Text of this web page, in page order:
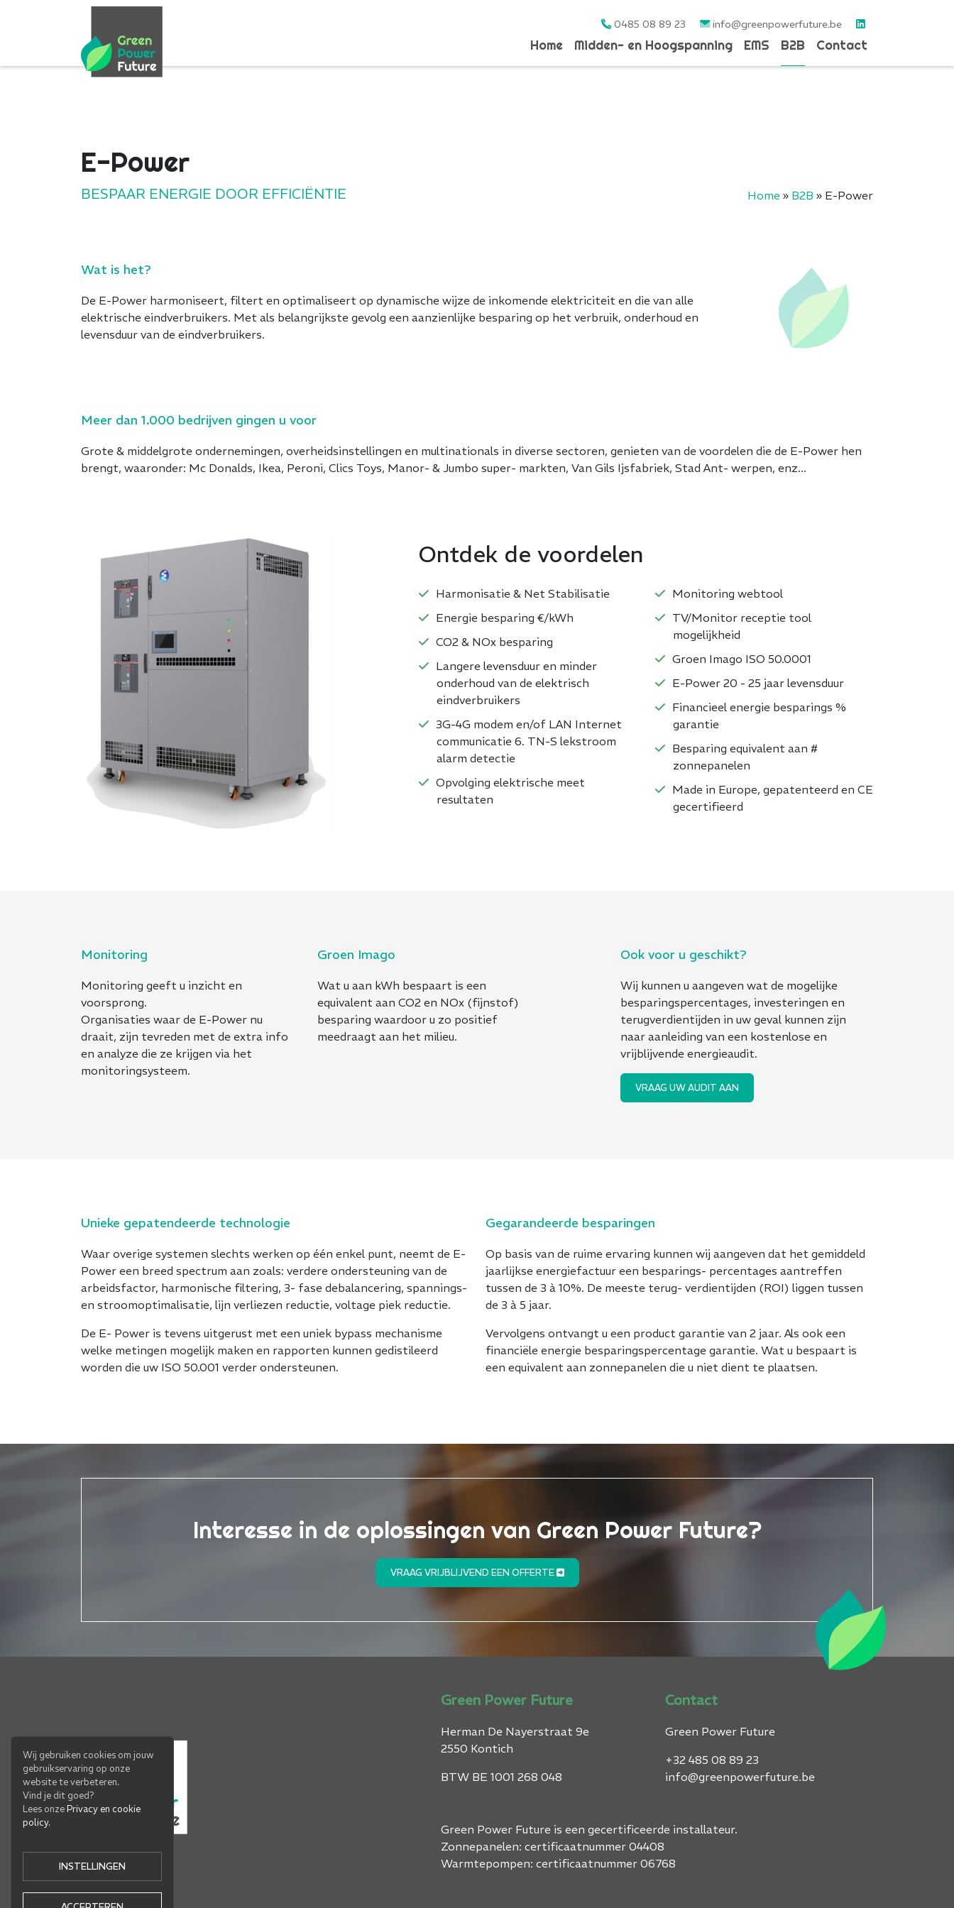
0485 08 89 23 info@greenpowerfuture.be
Home Midden- en Hoogspanning EMS B2B Contact
E-Power
BESPAAR ENERGIE DOOR EFFICIËNTIE Home » B2B » E-Power
Wat is het?
De E-Power harmoniseert, filtert en optimaliseert op dynamische wijze de inkomende elektriciteit en die van alle
elektrische eindverbruikers. Met als belangrijkste gevolg een aanzienlijke besparing op het verbruik, onderhoud en
levensduur van de eindverbruikers.
Meer dan 1.000 bedrijven gingen u voor
Grote & middelgrote ondernemingen, overheidsinstellingen en multinationals in diverse sectoren, genieten van de voordelen die de E-Power hen
brengt, waaronder: Mc Donalds, Ikea, Peroni, Clics Toys, Manor- & Jumbo super- markten, Van Gils Ijsfabriek, Stad Ant- werpen, enz...
Ontdek de voordelen
Harmonisatie & Net Stabilisatie
Energie besparing €/kWh
CO2 & NOx besparing
Langere levensduur en minder
onderhoud van de elektrisch
eindverbruikers
3G-4G modem en/of LAN Internet
communicatie 6. TN-S lekstroom
alarm detectie
Opvolging elektrische meet
resultaten
Monitoring webtool
TV/Monitor receptie tool
mogelijkheid
Groen Imago ISO 50.0001
E-Power 20 - 25 jaar levensduur
Financieel energie besparings %
garantie
Besparing equivalent aan #
zonnepanelen
Made in Europe, gepatenteerd en CE
gecertifieerd
Monitoring
Monitoring geeft u inzicht en
voorsprong.
Organisaties waar de E-Power nu
draait, zijn tevreden met de extra info
en analyze die ze krijgen via het
monitoringsysteem.
Groen Imago
Wat u aan kWh bespaart is een
equivalent aan CO2 en NOx (fijnstof)
besparing waardoor u zo positief
meedraagt aan het milieu.
Ook voor u geschikt?
Wij kunnen u aangeven wat de mogelijke
besparingspercentages, investeringen en
terugverdientijden in uw geval kunnen zijn
naar aanleiding van een kostenlose en
vrijblijvende energieaudit.
VRAAG UW AUDIT AAN
Unieke gepatendeerde technologie
Waar overige systemen slechts werken op één enkel punt, neemt de E-
Power een breed spectrum aan zoals: verdere ondersteuning van de
arbeidsfactor, harmonische filtering, 3- fase debalancering, spannings-
en stroomoptimalisatie, lijn verliezen reductie, voltage piek reductie.
De E- Power is tevens uitgerust met een uniek bypass mechanisme
welke metingen mogelijk maken en rapporten kunnen gedistileerd
worden die uw ISO 50.001 verder ondersteunen.
Gegarandeerde besparingen
Op basis van de ruime ervaring kunnen wij aangeven dat het gemiddeld
jaarlijkse energiefactuur een besparings- percentages aantreffen
tussen de 3 à 10%. De meeste terug- verdientijden (ROI) liggen tussen
de 3 à 5 jaar.
Vervolgens ontvangt u een product garantie van 2 jaar. Als ook een
financiële energie besparingspercentage garantie. Wat u bespaart is
een equivalent aan zonnepanelen die u niet dient te plaatsen.
Interesse in de oplossingen van Green Power Future?
VRAAG VRIJBLIJVEND EEN OFFERTE
Green Power Future
Herman De Nayerstraat 9e
2550 Kontich
BTW BE 1001 268 048
Contact
Green Power Future
+32 485 08 89 23
info@greenpowerfuture.be
Green Power Future is een gecertificeerde installateur.
Zonnepanelen: certificaatnummer 04408
Warmtepompen: certificaatnummer 06768
Wij gebruiken cookies om jouw
gebruikservaring op onze
website te verbeteren.
Vind je dit goed?
Lees onze Privacy en cookie
policy.
INSTELLINGEN